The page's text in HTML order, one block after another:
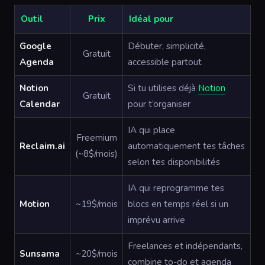
Outil Prix Idéal pour
Google
Agenda
Gratuit
Débuter, simplicité,
accessible partout
Notion
Calendar
Gratuit
Si tu utilises déjà Notion
pour t’organiser
Reclaim.ai
Freemium
(~8$/mois)
IA qui place
automatiquement tes tâches
selon tes disponibilités
Motion ~19$/mois
IA qui reprogramme tes
blocs en temps réel si un
imprévu arrive
Sunsama ~20$/mois
Freelances et indépendants,
combine to-do et agenda